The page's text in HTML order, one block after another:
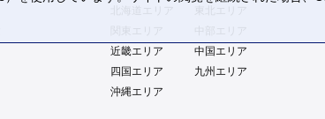
近畿エリア
中国エリア
四国エリア
九州エリア
沖縄エリア